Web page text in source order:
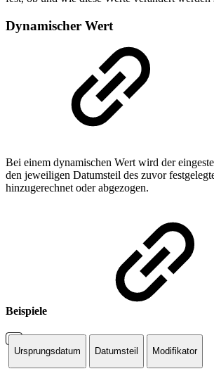
Dynamischer Wert
Bei einem dynamischen Wert wird der
den jeweiligen Datumsteil des zuvor
hinzugerechnet oder abgezogen.
Beispiele
Ursprungsdatum Datumsteil Modifikator